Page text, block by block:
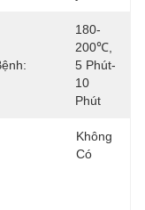
180-
200℃,
5 Phút-
10
Phút
Không
Có